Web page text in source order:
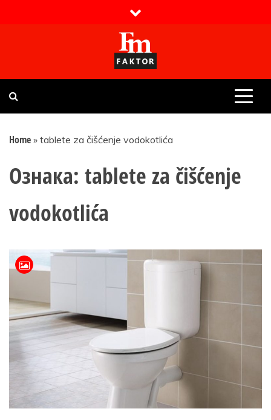
Faktor magazin
Uvijek presudan
Home » tablete za čišćenje vodokotlića
Ознака: tablete za čišćenje
vodokotlića